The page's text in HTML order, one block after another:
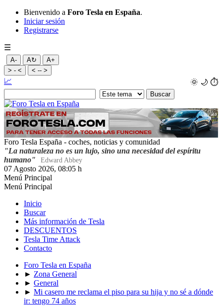
Bienvenido a Foro Tesla en España.
Iniciar sesión
Registrarse
☰
A- A↻
A+
> - <
< -- >
🌞 🌙 ⏱️
📈
Foro Tesla España - coches, noticias y comunidad
"La naturaleza no es un lujo, sino una necesidad del espíritu
humano"
Edward Abbey
07 Agosto 2026, 08:05 h
Menú Principal
Menú Principal
Inicio
Buscar
Más información de Tesla
DESCUENTOS
Tesla Time Attack
Contacto
Foro Tesla en España
► Zona General
► General
► Mi casero me reclama el piso para su hija y no sé a dónde
ir: tengo 74 años